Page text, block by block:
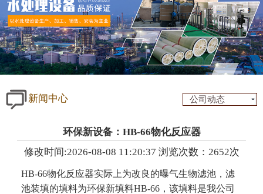
公司动态
新闻中心
环保新设备：HB-66物化反应器
修改时间:2026-08-08 11:20:37 浏览次数：2652次
HB-66物化反应器实际上为改良的曝气生物滤池，滤
池装填的填料为环保新填料HB-66，该填料是我公司